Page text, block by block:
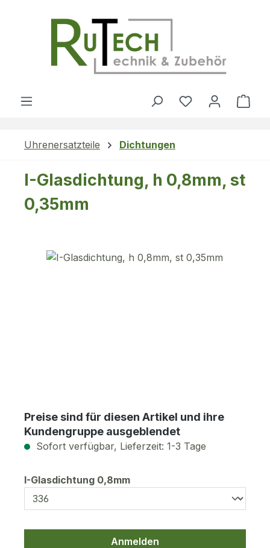
Du hast 0
Uhrenersatzteile Dichtungen
I-Glasdichtung, h 0,8mm, st
0,35mm
Bildergalerie überspringen
Preise sind für diesen Artikel und ihre
Kundengruppe ausgeblendet
Sofort verfügbar, Lieferzeit: 1-3 Tage
I-Glasdichtung 0,8mmauswählen
Anmelden